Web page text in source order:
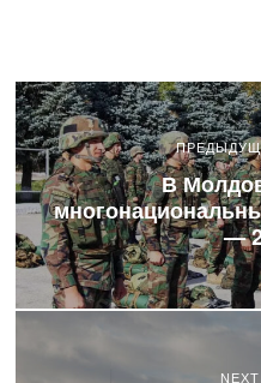
В
—